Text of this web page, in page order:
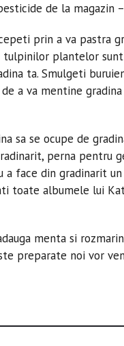
de la magazin
prin a va pastra
tulpinilor plantelor
ta. Smulgeti
a va mentine
sa se ocupe de
perna pentru
face din gradinarit
toate albumele lui
menta si
preparate noi vor